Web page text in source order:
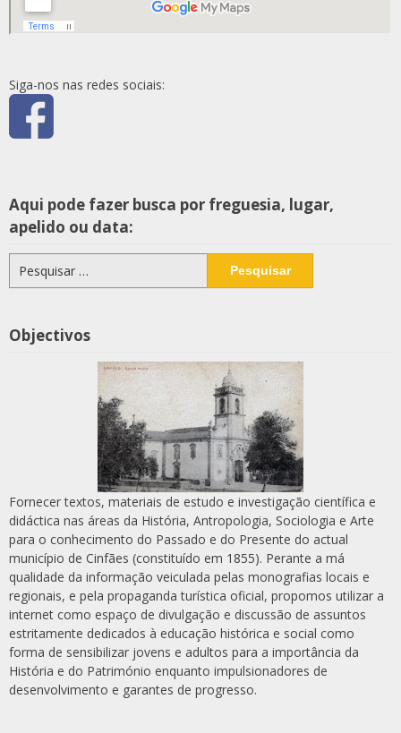
Siga-nos nas redes sociais:
Aqui pode fazer busca por freguesia, lugar,
apelido ou data:
por:
Objectivos
Fornecer textos, materiais de estudo e investigação científica e
didáctica nas áreas da História, Antropologia, Sociologia e Arte
para o conhecimento do Passado e do Presente do actual
município de Cinfães (constituído em 1855). Perante a má
qualidade da informação veiculada pelas monografias locais e
regionais, e pela propaganda turística oficial, propomos utilizar a
internet como espaço de divulgação e discussão de assuntos
estritamente dedicados à educação histórica e social como
forma de sensibilizar jovens e adultos para a importância da
História e do Património enquanto impulsionadores de
desenvolvimento e garantes de progresso.